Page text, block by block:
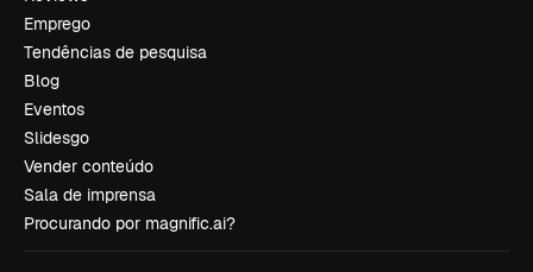
Emprego
Tendências de pesquisa
Blog
Eventos
Slidesgo
Vender conteúdo
Sala de imprensa
Procurando por magnific.ai?